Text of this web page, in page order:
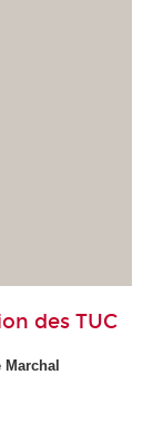
des TUC
Marchal